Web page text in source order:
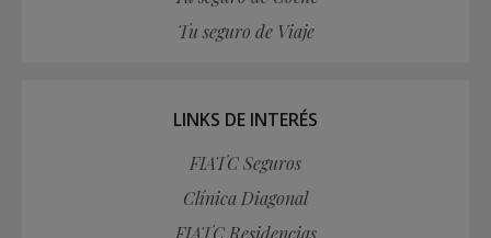
Tu seguro de Viaje
LINKS DE INTERÉS
FIATC Seguros
Clínica Diagonal